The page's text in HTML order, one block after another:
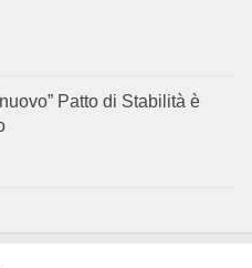
Patto di Stabilità è